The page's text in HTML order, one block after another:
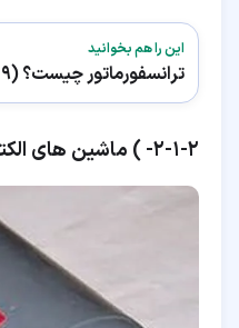
این را هم بخوانید
ترانسفورماتور چیست؟ (9 بخش سازنده آن)
۲‏-‏۱‏-‏۲‏- ) ماشین های الکتریکی پویا (دینامیک)